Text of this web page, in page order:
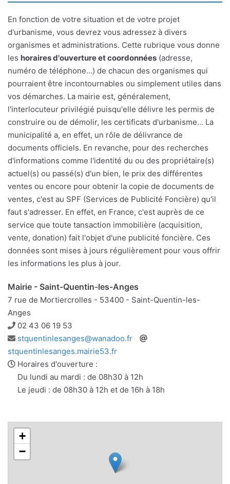
En fonction de votre situation et de votre projet
d'urbanisme, vous devrez vous adressez à divers
organismes et administrations. Cette rubrique vous donne
les horaires d'ouverture et coordonnées (adresse,
numéro de téléphone...) de chacun des organismes qui
pourraient être incontournables ou simplement utiles dans
vos démarches. La mairie est, généralement,
l'interlocuteur privilégié puisqu'elle délivre les permis de
construire ou de démolir, les certificats d'urbanisme... La
municipalité a, en effet, un rôle de délivrance de
documents officiels. En revanche, pour des recherches
d'informations comme l'identité du ou des propriétaire(s)
actuel(s) ou passé(s) d'un bien, le prix des différentes
ventes ou encore pour obtenir la copie de documents de
ventes, c'est au SPF (Services de Publicité Foncière) qu'il
faut s'adresser. En effet, en France, c'est auprès de ce
service que toute tansaction immobilière (acquisition,
vente, donation) fait l'objet d'une publicité foncière. Ces
données sont mises à jours régulièrement pour vous offrir
les informations les plus à jour.
Mairie - Saint-Quentin-les-Anges
7 rue de Mortiercrolles - 53400 - Saint-Quentin-les-
Anges
Téléphone
02 43 06 19 53
Adresse
e-
mail
stquentinlesanges@wanadoo.fr
stquentinlesanges.mairie53.fr
Horaires d'ouverture :
Du lundi au mardi : de 08h30 à 12h
Le jeudi : de 08h30 à 12h et de 16h à 18h
+
−